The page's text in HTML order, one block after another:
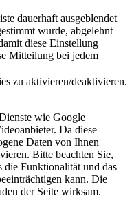
dauerhaft ausgeblendet
wurde, abgelehnt
diese Einstellung
Mitteilung bei jedem
zu aktivieren/deaktivieren.
wie Google
Da diese
Daten von Ihnen
Bitte beachten Sie,
die Funktionalität und das
kann. Die
der Seite wirksam.